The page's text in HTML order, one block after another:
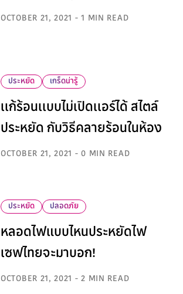
OCTOBER 21, 2021 - 1 MIN READ
ประหยัด เกร็ดน่ารู้
เเก้ร้อนเเบบไม่เปิดเเอร์ได้ สไตล์
ประหยัด กับวิธีคลายร้อนในห้อง
OCTOBER 21, 2021 - 0 MIN READ
ประหยัด ปลอดภัย
หลอดไฟแบบไหนประหยัดไฟ
เซฟไทยจะมาบอก!
OCTOBER 21, 2021 - 2 MIN READ